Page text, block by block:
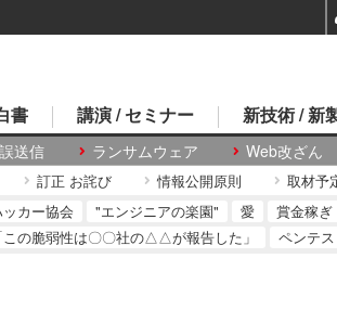
送信 ランサムウェア Web改ざん
書 講演 / セミナー 新技術 / 新
訂正 お詫び 情報公開原則 取材予
カー協会 "エンジニアの楽園" 愛 賞金稼ぎ
この脆弱性は〇〇社の△△が報告した」
ペンテ